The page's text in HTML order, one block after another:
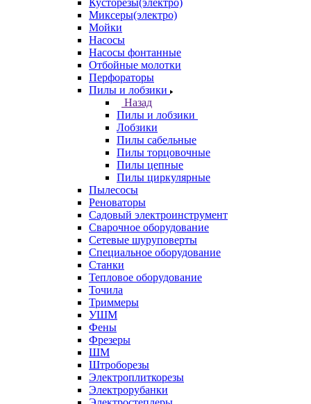
Кусторезы(электро)
Миксеры(электро)
Мойки
Насосы
Насосы фонтанные
Отбойные молотки
Перфораторы
Пилы и лобзики
Назад
Пилы и лобзики
Лобзики
Пилы сабельные
Пилы торцовочные
Пилы цепные
Пилы циркулярные
Пылесосы
Реноваторы
Садовый электроинструмент
Сварочное оборудование
Сетевые шуруповерты
Специальное оборудование
Станки
Тепловое оборудование
Точила
Триммеры
УШМ
Фены
Фрезеры
ШМ
Штроборезы
Электроплиткорезы
Электрорубанки